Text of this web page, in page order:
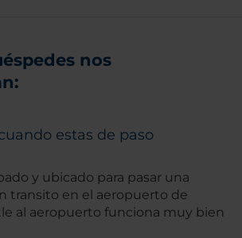
nos
estas de paso
y ubicado para pasar una
transito en el aeropuerto de
al aeropuerto funciona muy bien